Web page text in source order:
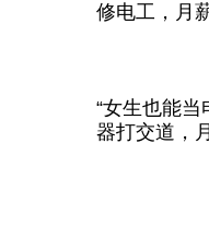
修电工，月
“女生也能当
器打交道，